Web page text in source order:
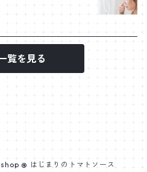
覧を見る
@ はじまりのトマトソース